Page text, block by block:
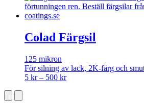
Colad Färgsil
125 mikron
För silning av lack, 2K-färg och
5 kr – 500 krPrice